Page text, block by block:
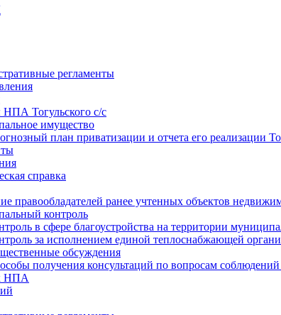
регламенты
Тогульского с/с
имущество
план приватизации и отчета его реализации
справка
правообладателей ранее учтенных объектов
контроль
в сфере благоустройства на территории
за исполнением единой теплоснабжающей
обсуждения
получения консультаций по вопросам соблюдений
НПА